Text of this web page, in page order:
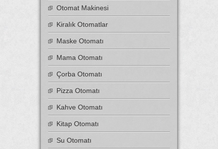
Otomat Makinesi
Kiralık Otomatlar
Maske Otomatı
Mama Otomatı
Çorba Otomatı
Pizza Otomatı
Kahve Otomatı
Kitap Otomatı
Su Otomatı